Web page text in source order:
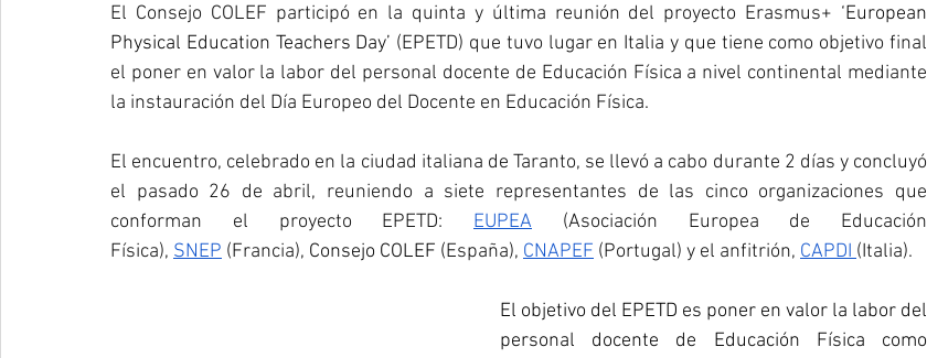
El Consejo COLEF participó en la quinta y última reunión del proyecto Erasmus+ ‘European
Physical Education Teachers Day’ (EPETD) que tuvo lugar en Italia y que tiene como objetivo final
el poner en valor la labor del personal docente de Educación Física a nivel continental mediante
la instauración del Día Europeo del Docente en Educación Física.
El encuentro, celebrado en la ciudad italiana de Taranto, se llevó a cabo durante 2 días y concluyó
el pasado 26 de abril, reuniendo a siete representantes de las cinco organizaciones que
conforman el proyecto EPETD:
EUPEA (Asociación Europea de Educación
Física), SNEP (Francia), Consejo COLEF (España), CNAPEF (Portugal) y el anfitrión, CAPDI (Italia).
El objetivo del EPETD es poner en valor la labor del
personal docente de Educación Física como